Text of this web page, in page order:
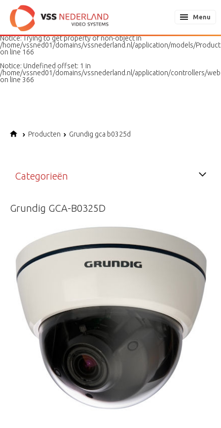
Notice: Undefined variable: page in
/home/vssned01/domains/vssnederland.nl/application/models/
on line
187
Notice: Trying to get property of non-object in
/home/vssned01/domains/vssnederland.nl/application/models/
on line 166
Notice: Undefined offset: 1 in
/home/vssned01/domains/vssnederland.nl/application/controllers/
on line 366
Menu
Producten Grundig gca b0325d
Categorieën
Grundig GCA-B0325D